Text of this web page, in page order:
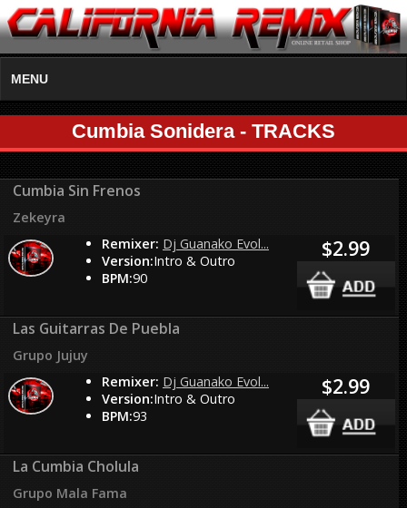
MENU
Cumbia Sonidera - TRACKS
Cumbia Sin Frenos
Zekeyra
Remixer: Dj Guanako Evol...
Version:Intro & Outro
BPM:90
$2.99
Las Guitarras De Puebla
Grupo Jujuy
Remixer: Dj Guanako Evol...
Version:Intro & Outro
BPM:93
$2.99
La Cumbia Cholula
Grupo Mala Fama